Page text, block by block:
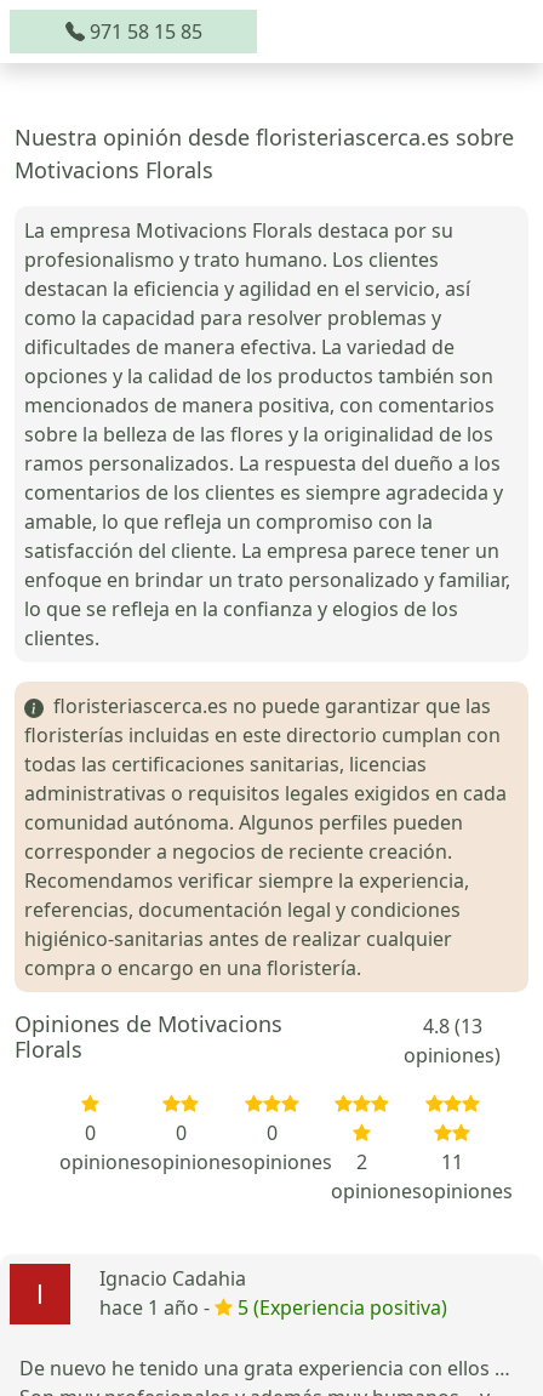
971 58 15 85
Nuestra opinión desde floristeriascerca.es sobre
Motivacions Florals
La empresa Motivacions Florals destaca por su
profesionalismo y trato humano. Los clientes
destacan la eficiencia y agilidad en el servicio, así
como la capacidad para resolver problemas y
dificultades de manera efectiva. La variedad de
opciones y la calidad de los productos también son
mencionados de manera positiva, con comentarios
sobre la belleza de las flores y la originalidad de los
ramos personalizados. La respuesta del dueño a los
comentarios de los clientes es siempre agradecida y
amable, lo que refleja un compromiso con la
satisfacción del cliente. La empresa parece tener un
enfoque en brindar un trato personalizado y familiar,
lo que se refleja en la confianza y elogios de los
clientes.
floristeriascerca.es no puede garantizar que las
floristerías incluidas en este directorio cumplan con
todas las certificaciones sanitarias, licencias
administrativas o requisitos legales exigidos en cada
comunidad autónoma. Algunos perfiles pueden
corresponder a negocios de reciente creación.
Recomendamos verificar siempre la experiencia,
referencias, documentación legal y condiciones
higiénico-sanitarias antes de realizar cualquier
compra o encargo en una floristería.
Opiniones de Motivacions
Florals
4.8 (13
opiniones)
0
opiniones
0
opiniones
0
opiniones
2
opiniones
11
opiniones
Ignacio Cadahia
hace 1 año -
5 (Experiencia positiva)
De nuevo he tenido una grata experiencia con ellos …